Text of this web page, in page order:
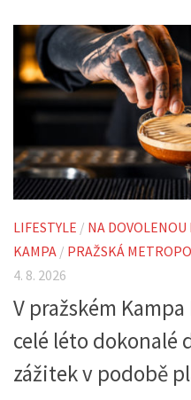
LIFESTYLE / NA DOVOLENOU
KAMPA / PRAŽSKÁ
4. 8. 2026
V pražském
celé léto dokonalé
zážitek v podobě